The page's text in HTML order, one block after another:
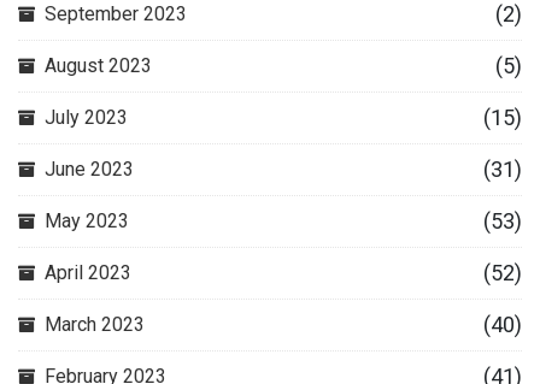
September 2023 (2)
August 2023 (5)
July 2023 (15)
June 2023 (31)
May 2023 (53)
April 2023 (52)
March 2023 (40)
February 2023 (41)